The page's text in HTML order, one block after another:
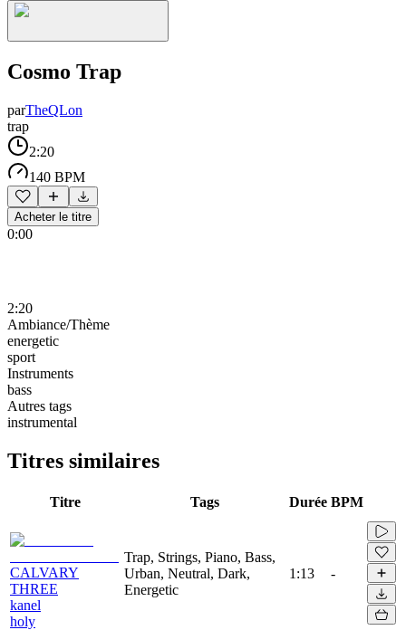
Cosmo Trap
parTheQLon
trap
2:20
140 BPM
Acheter le titre
0:00
2:20
Ambiance/Thème
energetic
sport
Instruments
bass
Autres tags
instrumental
Titres similaires
Titre Tags Durée BPM
CALVARY
THREE
kanel
holy
Trap, Strings, Piano, Bass,
Urban, Neutral, Dark,
Energetic
1:13 -